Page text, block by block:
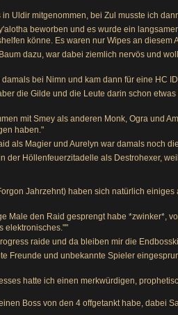
Uldir mitgenommen, bei Zul musste ich
beworben und es wurde ein
könne. Es waren nur Wipes an diesem
dazu, war dabei ziemlich nervös und
bei Nimn und kam dann für eine HC
die Gilde und die Leute darin schon
mit Smey als anderen Monk, Ogra und
haben."
als Magier und Aurelyn war damals noch
der Höllenfeuerzitadelle als Destrohexer,
Jahrzehnt) haben sich natürlich
Male den Raid gesprengt habe *zwinker*,
elektronisches.""
raide und da bleiben mir die
Freunde und unbekannte Spieler
hatte ich einen merkwürdigen,
Boss von den 4 offgetankt habe, dabei